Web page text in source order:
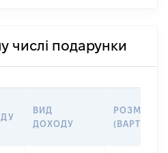
числі подарунки
ВИД
ДОХОДУ
РОЗМІР
(ВАРТІСТЬ)